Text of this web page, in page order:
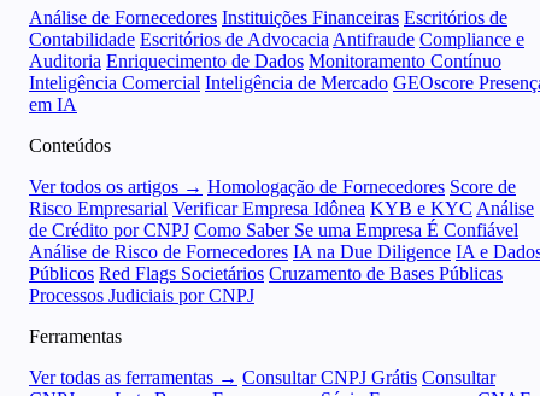
Análise de Fornecedores Instituições Financeiras Escritórios de
Contabilidade Escritórios de Advocacia Antifraude Compliance e
Auditoria Enriquecimento de Dados Monitoramento Contínuo
Inteligência Comercial Inteligência de Mercado GEOscore
em IA
Conteúdos
Ver todos os artigos → Homologação de Fornecedores Score de
Risco Empresarial Verificar Empresa Idônea KYB e KYC Análise
de Crédito por CNPJ Como Saber Se uma Empresa É Confiável
Análise de Risco de Fornecedores IA na Due Diligence IA e
Públicos Red Flags Societários Cruzamento de Bases Públicas
Processos Judiciais por CNPJ
Ferramentas
Ver todas as ferramentas → Consultar CNPJ Grátis Consultar